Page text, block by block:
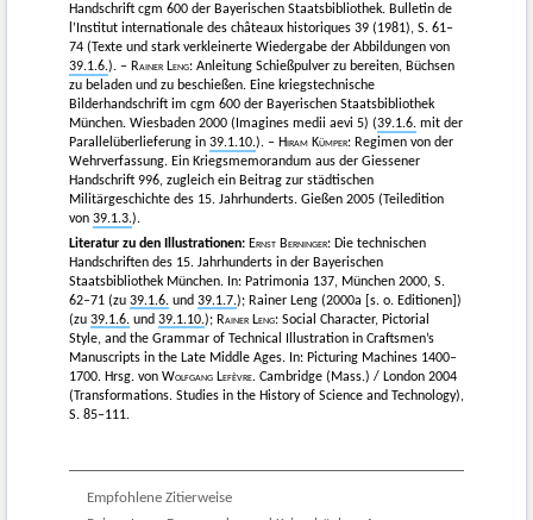
Handschrift cgm 600 der Bayerischen Staatsbibliothek. Bulletin de
l’Institut internationale des châteaux historiques 39 (1981), S. 61–
74 (Texte und stark verkleinerte Wiedergabe der Abbildungen von
39.1.6.). – Rainer Leng: Anleitung Schießpulver zu bereiten, Büchsen
zu beladen und zu beschießen. Eine kriegstechnische
Bilderhandschrift im cgm 600 der Bayerischen Staatsbibliothek
München. Wiesbaden 2000 (Imagines medii aevi 5) (39.1.6. mit der
Parallelüberlieferung in 39.1.10.). – Hiram Kümper: Regimen von der
Wehrverfassung. Ein Kriegsmemorandum aus der Giessener
Handschrift 996, zugleich ein Beitrag zur städtischen
Militärgeschichte des 15. Jahrhunderts. Gießen 2005 (Teiledition
von 39.1.3.).
Literatur zu den Illustrationen: Ernst Berninger: Die technischen
Handschriften des 15. Jahrhunderts in der Bayerischen
Staatsbibliothek München. In: Patrimonia 137, München 2000, S.
62–71 (zu 39.1.6. und 39.1.7.); Rainer Leng (2000a [s. o. Editionen])
(zu 39.1.6. und 39.1.10.); Rainer Leng: Social Character, Pictorial
Style, and the Grammar of Technical Illustration in Craftsmen’s
Manuscripts in the Late Middle Ages. In: Picturing Machines 1400–
1700. Hrsg. von Wolfgang Lefèvre. Cambridge (Mass.) / London 2004
(Transformations. Studies in the History of Science and Technology),
S. 85–111.
Empfohlene Zitierweise